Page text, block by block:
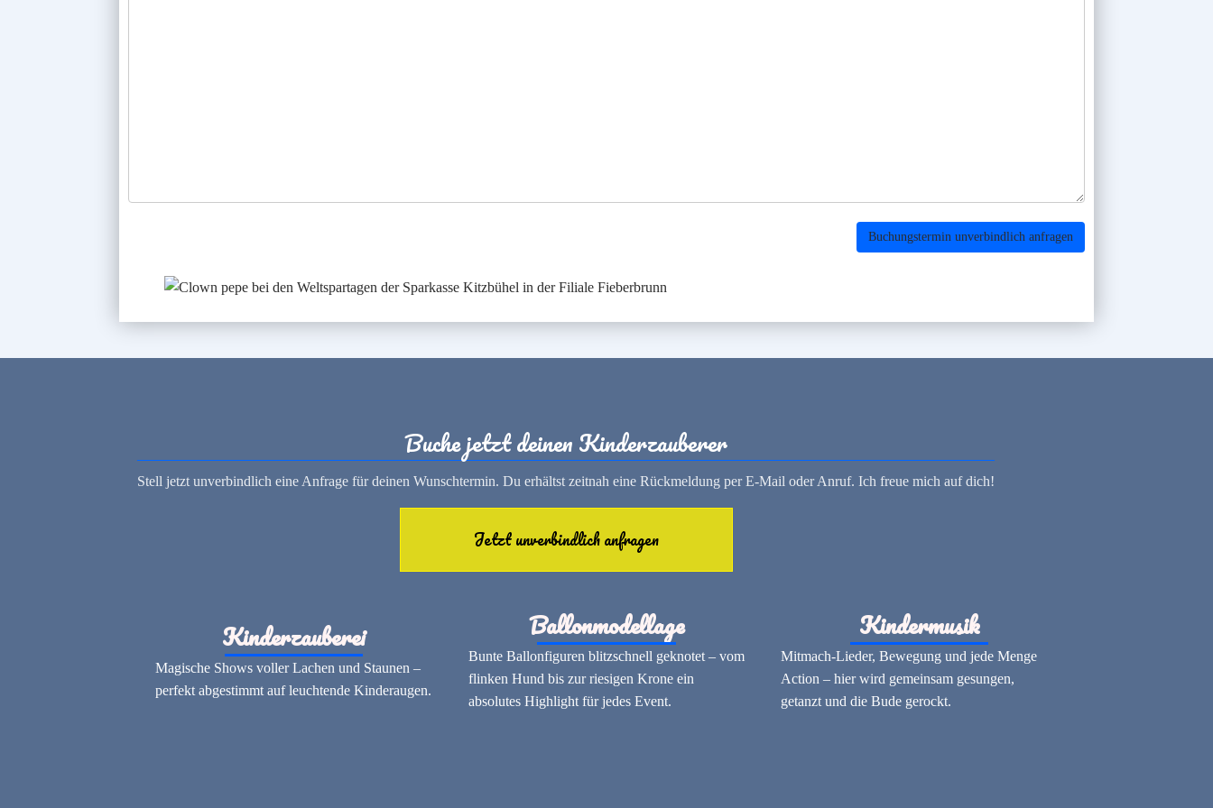
Buchungstermin unverbindlich anfragen
Buche jetzt deinen Kinderzauberer
Stell jetzt unverbindlich eine Anfrage für deinen Wunschtermin. Du erhältst zeitnah eine Rückmeldung per E-Mail oder Anruf. Ich freue mich auf dich!
Jetzt unverbindlich anfragen
Kinderzauberei
Magische Shows voller Lachen und Staunen –
perfekt abgestimmt auf leuchtende Kinderaugen.
Ballonmodellage
Bunte Ballonfiguren blitzschnell geknotet – vom
flinken Hund bis zur riesigen Krone ein
absolutes Highlight für jedes Event.
Kindermusik
Mitmach-Lieder, Bewegung und jede Menge
Action – hier wird gemeinsam gesungen,
getanzt und die Bude gerockt.